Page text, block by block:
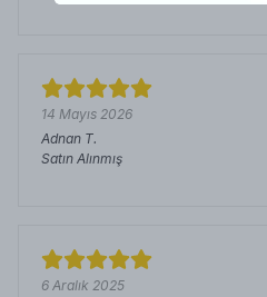
14 Mayıs 2026
Adnan T.
Satın Alınmış
6 Aralık 2025